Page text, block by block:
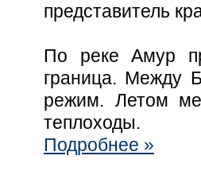
представитель
По реке Амур
граница. Между
режим. Летом
теплоходы.
Подробнее »